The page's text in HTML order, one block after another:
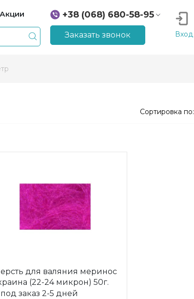
Акции
+38 (068) 680-58-95
+38 (066) 207-14-90
Заказать звонок Вход
Сортировка по:
для валяния меринос
(22-24 микрон) 50г.
под заказ 2-5 дней